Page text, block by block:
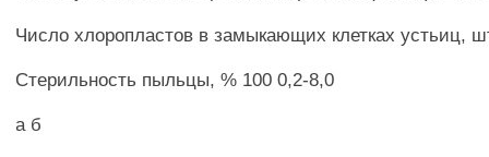
Число хлоропластов в замыкающих клетках устьиц,
Стерильность пыльцы, % 100 0,2-8,0
а б